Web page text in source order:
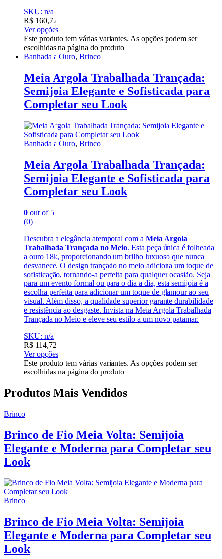
SKU: n/a
R$ 160,72
Ver opções
Este produto tem várias variantes. As opções podem ser
escolhidas na página do produto
Banhada a Ouro, Brinco
Meia Argola Trabalhada Trançada:
Semijoia Elegante e Sofisticada para
Completar seu Look
Banhada a Ouro, Brinco
Meia Argola Trabalhada Trançada:
Semijoia Elegante e Sofisticada para
Completar seu Look
0 out of 5
(0)
Descubra a elegância atemporal com a Meia Argola
Trabalhada Trançada no Meio. Esta peça única é folheada
a ouro 18k, proporcionando um brilho luxuoso que nunca
desvanece. O design trançado no meio adiciona um toque de
sofisticação, tornando-a perfeita para qualquer ocasião. Seja
para um evento formal ou para o dia a dia, esta semijoia é a
escolha perfeita para adicionar um toque de glamour ao seu
visual. Além disso, a qualidade superior garante durabilidade
e resistência ao desgaste. Invista na Meia Argola Trabalhada
Trançada no Meio e eleve seu estilo a um novo patamar.
SKU: n/a
R$ 114,72
Ver opções
Este produto tem várias variantes. As opções podem ser
escolhidas na página do produto
Produtos Mais Vendidos
Brinco
Brinco de Fio Meia Volta: Semijoia
Elegante e Moderna para Completar seu
Look
Brinco
Brinco de Fio Meia Volta: Semijoia
Elegante e Moderna para Completar seu
Look